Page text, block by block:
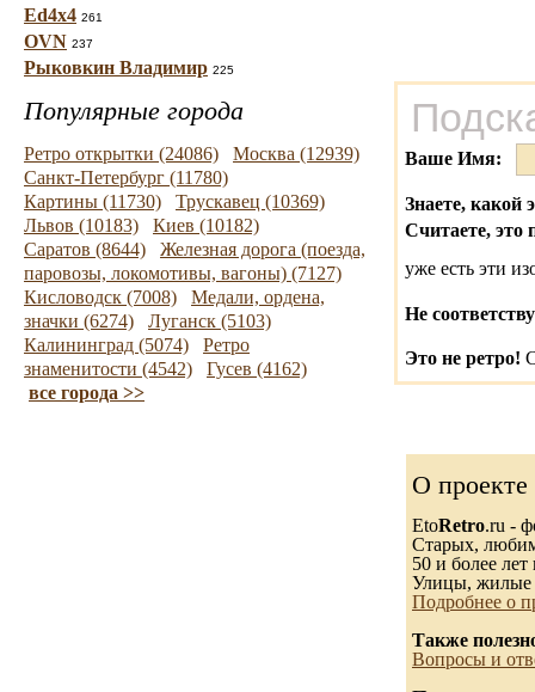
Ed4x4 261
OVN 237
Рыковкин Владимир 225
Популярные города
Ретро открытки (24086)
Москва (12939)
Санкт-Петербург (11780)
Картины (11730)
Трускавец (10369)
Львов (10183)
Киев (10182)
Саратов (8644)
Железная дорога (поезда,
паровозы, локомотивы, вагоны) (7127)
Кисловодск (7008)
Медали, ордена,
значки (6274)
Луганск (5103)
Калининград (5074)
Ретро
знаменитости (4542)
Гусев (4162)
все города >>
Ваше Имя:
Знаете, какой
Считаете, это
уже есть эти
Не
Это не ретро!
О проекте
EtoRetro.ru -
Старых,
50 и более лет
Улицы, жилые
Подробнее о
Также
Вопросы и